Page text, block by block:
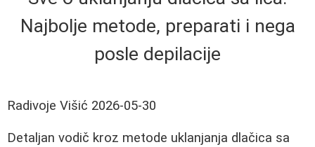
Najbolje metode, preparati i nega
posle depilacije
Radivoje Višić 2026-05-30
Detaljan vodič kroz metode uklanjanja dlačica sa